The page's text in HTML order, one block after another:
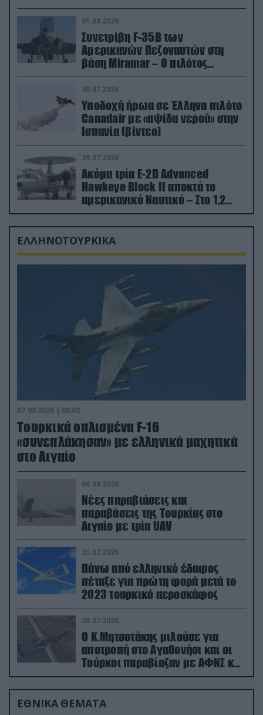
01.08.2026
Συνετρίβη F-35B των
Αμερικανών Πεζοναυτών στη
βάση Miramar – Ο πιλότος
εκτινάχθηκε εγκαίρως
30.07.2026
Υποδοχή ήρωα σε Έλληνα πιλότο
Canadair με «αψίδα νερού» στην
Ισπανία (βίντεο)
29.07.2026
Ακόμα τρία E-2D Advanced
Hawkeye Block II αποκτά το
αμερικανικό Ναυτικό – Στο 1,2
δισ.δολάρια το κόστος
ΕΛΛΗΝΟΤΟΥΡΚΙΚΑ
07.08.2026 | 00:02
Τουρκικά οπλισμένα F-16
«συνεπλάκησαν» με ελληνικά μαχητικά
στο Αιγαίο
06.08.2026
Νέες παραβιάσεις και
παραβάσεις της Τουρκίας στο
Αιγαίο με τρία UAV
31.07.2026
Πάνω από ελληνικό έδαφος
πέταξε για πρώτη φορά μετά το
2023 τουρκικό αεροσκάφος
29.07.2026
Ο Κ.Μητσοτάκης μιλούσε για
αποτροπή στο Αγαθονήσι και οι
Τούρκοι παραβίαζαν με ΑΦΝΣ και
drone
ΕΘΝΙΚΑ ΘΕΜΑΤΑ